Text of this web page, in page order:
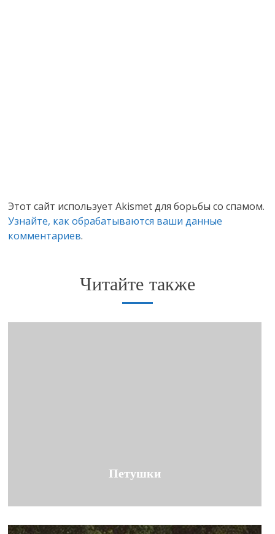
Этот сайт использует Akismet для борьбы со спамом.
Узнайте, как обрабатываются ваши данные
комментариев.
Читайте также
Петушки